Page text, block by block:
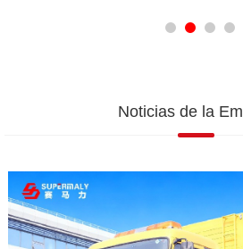
Noticias de la